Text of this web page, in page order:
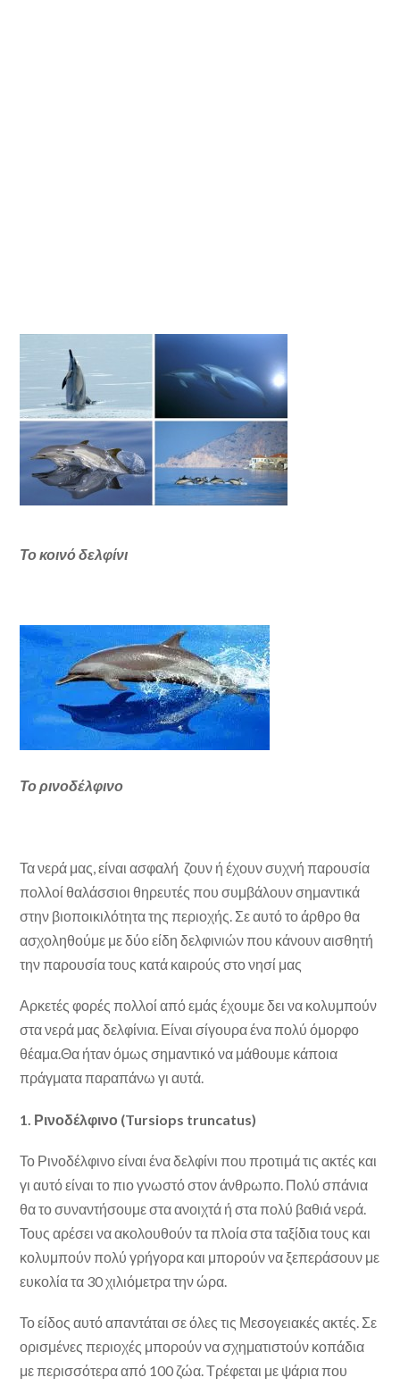
Το κοινό δελφίνι
Το ρινοδέλφινο
Τα νερά μας, είναι ασφαλή ζουν ή έχουν συχνή παρουσία
πολλοί θαλάσσιοι θηρευτές που συμβάλουν σημαντικά
στην βιοποικιλότητα της περιοχής. Σε αυτό το άρθρο θα
ασχοληθούμε με δύο είδη δελφινιών που κάνουν αισθητή
την παρουσία τους κατά καιρούς στο νησί μας
Αρκετές φορές πολλοί από εμάς έχουμε δει να κολυμπούν
στα νερά μας δελφίνια. Είναι σίγουρα ένα πολύ όμορφο
θέαμα.Θα ήταν όμως σημαντικό να μάθουμε κάποια
πράγματα παραπάνω γι αυτά.
1. Ρινοδέλφινο (Tursiops truncatus)
Το Ρινοδέλφινο είναι ένα δελφίνι που προτιμά τις ακτές και
γι αυτό είναι το πιο γνωστό στον άνθρωπο. Πολύ σπάνια
θα το συναντήσουμε στα ανοιχτά ή στα πολύ βαθιά νερά.
Τους αρέσει να ακολουθούν τα πλοία στα ταξίδια τους και
κολυμπούν πολύ γρήγορα και μπορούν να ξεπεράσουν με
ευκολία τα 30 χιλιόμετρα την ώρα.
Το είδος αυτό απαντάται σε όλες τις Μεσογειακές ακτές. Σε
ορισμένες περιοχές μπορούν να σχηματιστούν κοπάδια
με περισσότερα από 100 ζώα. Τρέφεται με ψάρια που